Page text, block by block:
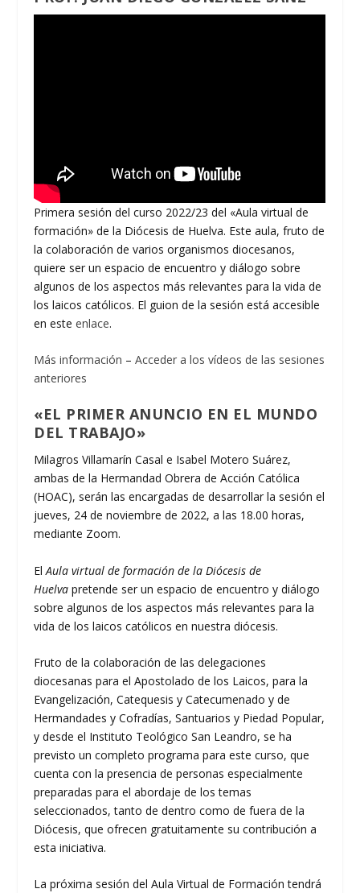
Primera sesión del curso 2022/23 del «Aula virtual de
formación» de la Diócesis de Huelva. Este aula, fruto de
la colaboración de varios organismos diocesanos,
quiere ser un espacio de encuentro y diálogo sobre
algunos de los aspectos más relevantes para la vida de
los laicos católicos. El guion de la sesión está accesible
en esteenlace.
Más información –Acceder a los vídeos de las sesiones
anteriores
«EL PRIMER ANUNCIO EN EL MUNDO
DEL TRABAJO»
Milagros Villamarín Casal e Isabel Motero Suárez,
ambas de la Hermandad Obrera de Acción Católica
(HOAC), serán las encargadas de desarrollar la sesión el
jueves, 24 de noviembre de 2022, a las 18.00 horas,
mediante Zoom.
El Aula virtual de formación de la Diócesis de
Huelva pretende ser un espacio de encuentro y diálogo
sobre algunos de los aspectos más relevantes para la
vida de los laicos católicos en nuestra diócesis.
Fruto de la colaboración de las delegaciones
diocesanas para el Apostolado de los Laicos, para la
Evangelización, Catequesis y Catecumenado y de
Hermandades y Cofradías, Santuarios y Piedad Popular,
y desde el Instituto Teológico San Leandro, se ha
previsto un completo programa para este curso, que
cuenta con la presencia de personas especialmente
preparadas para el abordaje de los temas
seleccionados, tanto de dentro como de fuera de la
Diócesis, que ofrecen gratuitamente su contribución a
esta iniciativa.
La próxima sesión del Aula Virtual de Formación tendrá